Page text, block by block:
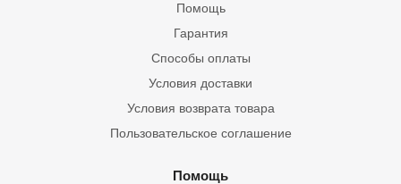
Помощь
Гарантия
Способы оплаты
Условия доставки
Условия возврата товара
Пользовательское соглашение
Помощь